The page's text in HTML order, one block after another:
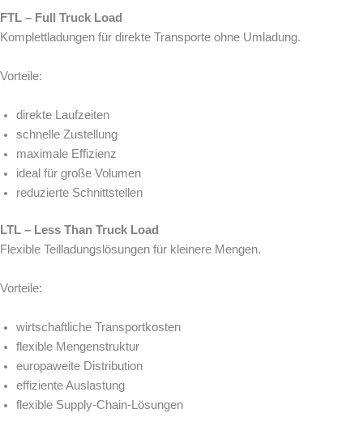
FTL – Full Truck Load
Komplettladungen für direkte Transporte ohne Umladung.
Vorteile:
direkte Laufzeiten
schnelle Zustellung
maximale Effizienz
ideal für große Volumen
reduzierte Schnittstellen
LTL – Less Than Truck Load
Flexible Teilladungslösungen für kleinere Mengen.
Vorteile:
wirtschaftliche Transportkosten
flexible Mengenstruktur
europaweite Distribution
effiziente Auslastung
flexible Supply-Chain-Lösungen